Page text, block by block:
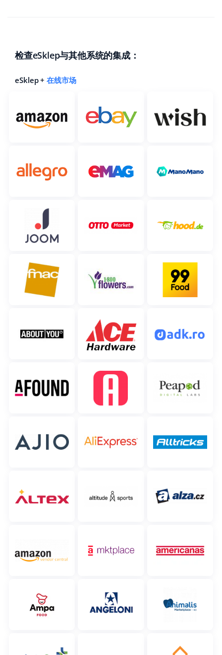
检查eSklep与其他系统的集成：
eSklep +在线市场